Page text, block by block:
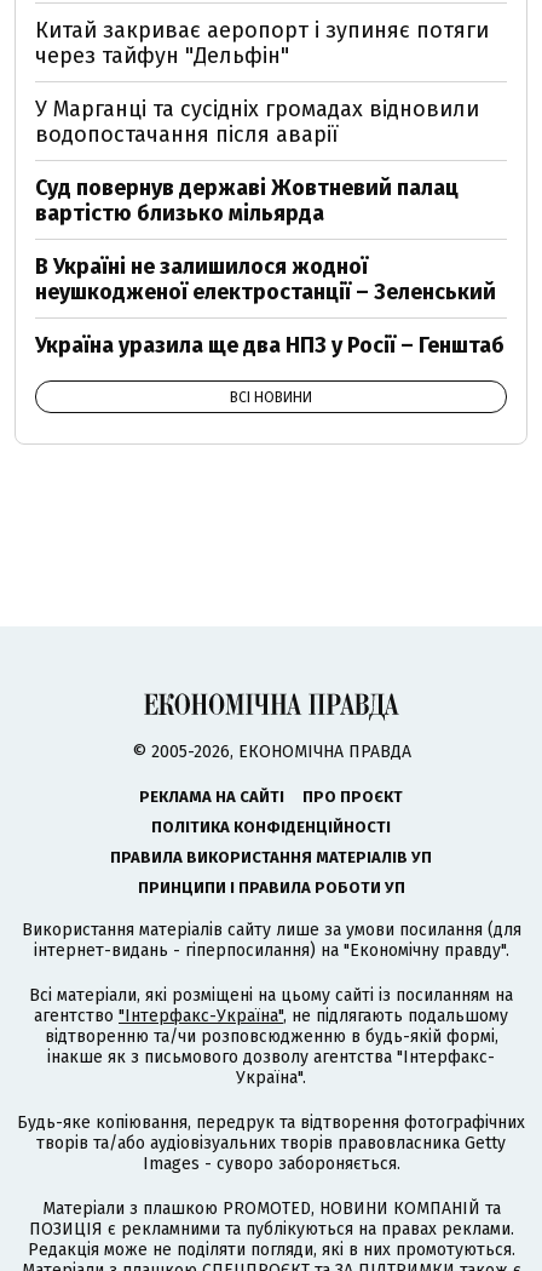
Китай закриває аеропорт і зупиняє потяги
через тайфун "Дельфін"
У Марганці та сусідніх громадах відновили
водопостачання після аварії
Суд повернув державі Жовтневий палац
вартістю близько мільярда
В Україні не залишилося жодної
неушкодженої електростанції – Зеленський
Україна уразила ще два НПЗ у Росії – Генштаб
ВСІ НОВИНИ
© 2005-2026, ЕКОНОМІЧНА ПРАВДА
РЕКЛАМА НА САЙТІ
ПРО ПРОЄКТ
ПОЛІТИКА КОНФІДЕНЦІЙНОСТІ
ПРАВИЛА ВИКОРИСТАННЯ МАТЕРІАЛІВ УП
ПРИНЦИПИ І ПРАВИЛА РОБОТИ УП
Використання матеріалів сайту лише за умови посилання (для
інтернет-видань - гіперпосилання) на "Економічну правду".
Всі матеріали, які розміщені на цьому сайті із посиланням на
агентство "Інтерфакс-Україна", не підлягають подальшому
відтворенню та/чи розповсюдженню в будь-якій формі,
інакше як з письмового дозволу агентства "Інтерфакс-
Україна".
Будь-яке копіювання, передрук та відтворення фотографічних
творів та/або аудіовізуальних творів правовласника Getty
Images - суворо забороняється.
Матеріали з плашкою PROMOTED, НОВИНИ КОМПАНІЙ та
ПОЗИЦІЯ є рекламними та публікуються на правах реклами.
Редакція може не поділяти погляди, які в них промотуються.